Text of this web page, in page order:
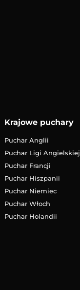
Krajowe puchary
Puchar Anglii
Puchar Ligi Angielskiej
Puchar Francji
Puchar Hiszpanii
Puchar Niemiec
Puchar Włoch
Puchar Holandii